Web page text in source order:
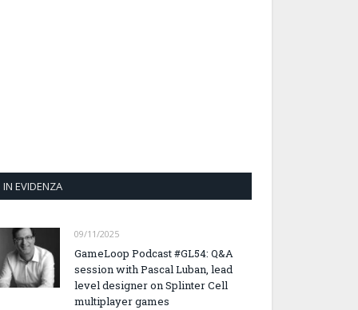
IN EVIDENZA
09/11/2025
GameLoop Podcast #GL54: Q&A
session with Pascal Luban, lead
level designer on Splinter Cell
multiplayer games